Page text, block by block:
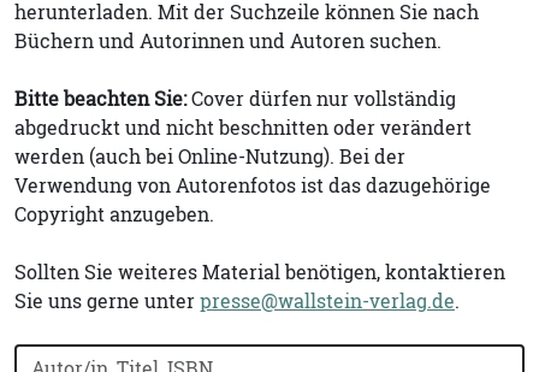
herunterladen. Mit der Suchzeile können Sie nach
Büchern und Autorinnen und Autoren suchen.
Bitte beachten Sie:Cover dürfen nur vollständig
abgedruckt und nicht beschnitten oder verändert
werden (auch bei Online-Nutzung). Bei der
Verwendung von Autorenfotos ist das dazugehörige
Copyright anzugeben.
Sollten Sie weiteres Material benötigen, kontaktieren
Sie uns gerne unterpresse@wallstein-verlag.de.
Bücher nach Buchtitel, Autorennamen oder ISBN